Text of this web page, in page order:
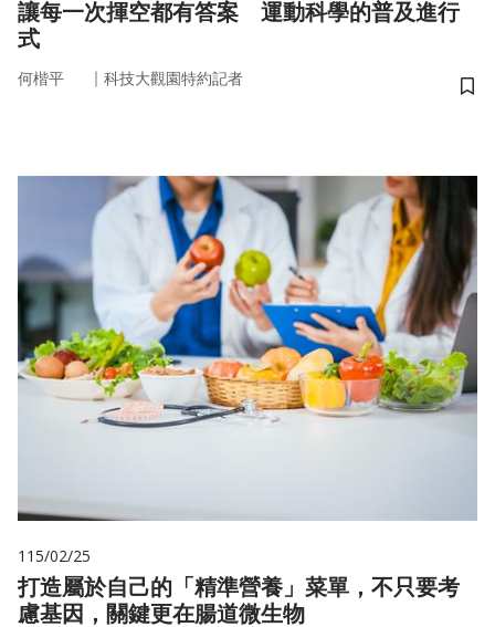
讓每一次揮空都有答案 運動科學的普及進行
式
何楷平 ｜ 科技大觀園特約記者
儲
115/02/25
打造屬於自己的「精準營養」菜單，不只要考
慮基因，關鍵更在腸道微生物